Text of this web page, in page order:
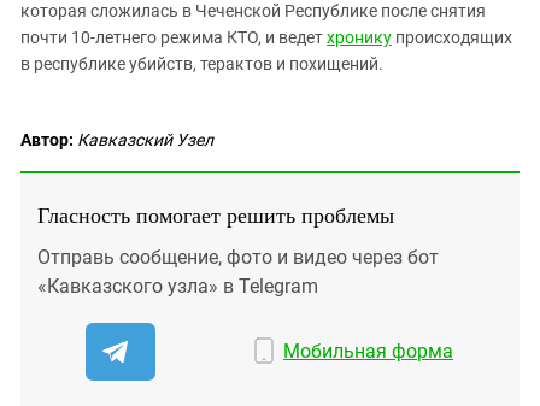
которая сложилась в Чеченской Республике после снятия
почти 10-летнего режима КТО, и ведетхронику происходящих
в республике убийств, терактов и похищений.
Автор: Кавказский Узел
Гласность помогает решить проблемы
Отправь сообщение, фото и видео через бот
«Кавказского узла» в Telegram
Мобильная форма